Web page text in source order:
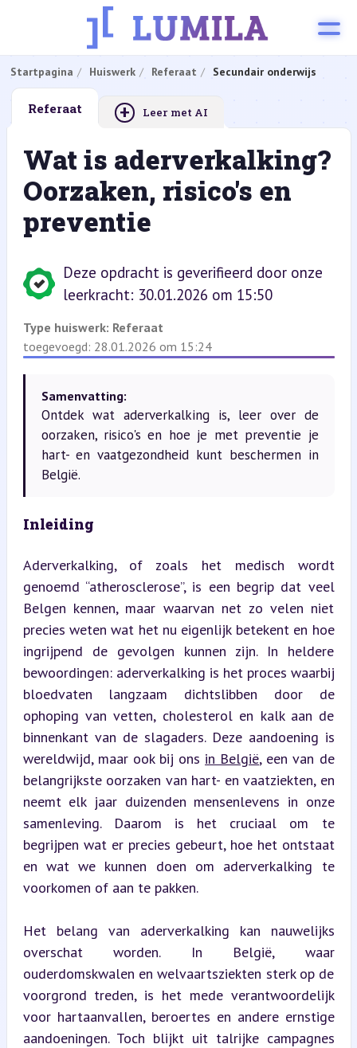
Startpagina Huiswerk Referaat Secundair onderwijs
Referaat + Leer met AI
Wat is aderverkalking?
Oorzaken, risico's en
preventie
Deze opdracht is geverifieerd door onze
leerkracht: 30.01.2026 om 15:50
Type huiswerk: Referaat
toegevoegd: 28.01.2026 om 15:24
Samenvatting:
Ontdek wat aderverkalking is, leer over de
oorzaken, risico's en hoe je met preventie je
hart- en vaatgezondheid kunt beschermen in
België.
Inleiding
Aderverkalking, of zoals het medisch wordt
genoemd “atherosclerose”, is een begrip dat veel
Belgen kennen, maar waarvan net zo velen niet
precies weten wat het nu eigenlijk betekent en hoe
ingrijpend de gevolgen kunnen zijn. In heldere
bewoordingen: aderverkalking is het proces waarbij
bloedvaten langzaam dichtslibben door de
ophoping van vetten, cholesterol en kalk aan de
binnenkant van de slagaders. Deze aandoening is
wereldwijd, maar ook bij ons in België, een van de
belangrijkste oorzaken van hart- en vaatziekten, en
neemt elk jaar duizenden mensenlevens in onze
samenleving. Daarom is het cruciaal om te
begrijpen wat er precies gebeurt, hoe het ontstaat
en wat we kunnen doen om aderverkalking te
voorkomen of aan te pakken.
Het belang van aderverkalking kan nauwelijks
overschat worden. In België, waar
ouderdomskwalen en welvaartsziekten sterk op de
voorgrond treden, is het mede verantwoordelijk
voor hartaanvallen, beroertes en andere ernstige
aandoeningen. Toch blijkt uit talrijke campagnes